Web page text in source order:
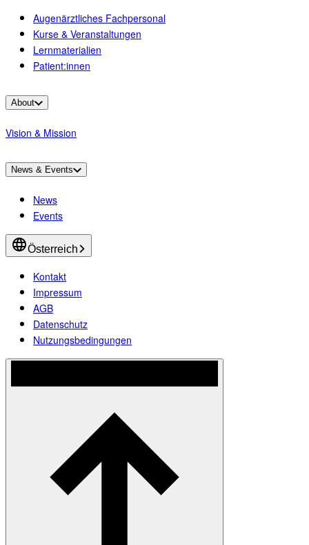
Augenärztliches Fachpersonal
Kurse & Veranstaltungen
Lernmaterialien
Patient:innen
About
Vision & Mission
News & Events
News
Events
Österreich
Kontakt
Impressum
AGB
Datenschutz
Nutzungsbedingungen